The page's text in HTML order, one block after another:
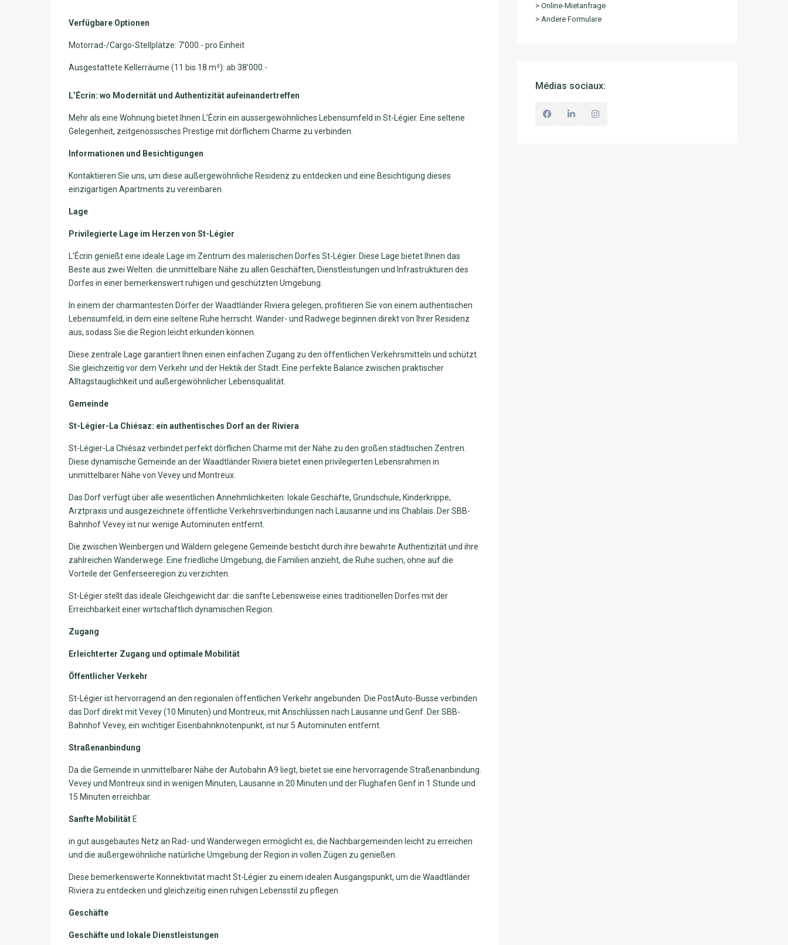
Verfügbare Optionen
Motorrad-/Cargo-Stellplätze: 7’000.- pro Einheit
Ausgestattete Kellerräume (11 bis 18 m²): ab 38’000.-
L’Écrin: wo Modernität und Authentizität aufeinandertreffen
Mehr als eine Wohnung bietet Ihnen L’Écrin ein aussergewöhnliches Lebensumfeld in St-Légier. Eine seltene
Gelegenheit, zeitgenössisches Prestige mit dörflichem Charme zu verbinden.
Informationen und Besichtigungen
Kontaktieren Sie uns, um diese außergewöhnliche Residenz zu entdecken und eine Besichtigung dieses
einzigartigen Apartments zu vereinbaren.
Lage
Privilegierte Lage im Herzen von St-Légier
L’Écrin genießt eine ideale Lage im Zentrum des malerischen Dorfes St-Légier. Diese Lage bietet Ihnen das
Beste aus zwei Welten: die unmittelbare Nähe zu allen Geschäften, Dienstleistungen und Infrastrukturen des
Dorfes in einer bemerkenswert ruhigen und geschützten Umgebung.
In einem der charmantesten Dörfer der Waadtländer Riviera gelegen, profitieren Sie von einem authentischen
Lebensumfeld, in dem eine seltene Ruhe herrscht. Wander- und Radwege beginnen direkt von Ihrer Residenz
aus, sodass Sie die Region leicht erkunden können.
Diese zentrale Lage garantiert Ihnen einen einfachen Zugang zu den öffentlichen Verkehrsmitteln und schützt
Sie gleichzeitig vor dem Verkehr und der Hektik der Stadt. Eine perfekte Balance zwischen praktischer
Alltagstauglichkeit und außergewöhnlicher Lebensqualität.
Gemeinde
St-Légier-La Chiésaz: ein authentisches Dorf an der Riviera
St-Légier-La Chiésaz verbindet perfekt dörflichen Charme mit der Nähe zu den großen städtischen Zentren.
Diese dynamische Gemeinde an der Waadtländer Riviera bietet einen privilegierten Lebensrahmen in
unmittelbarer Nähe von Vevey und Montreux.
Das Dorf verfügt über alle wesentlichen Annehmlichkeiten: lokale Geschäfte, Grundschule, Kinderkrippe,
Arztpraxis und ausgezeichnete öffentliche Verkehrsverbindungen nach Lausanne und ins Chablais. Der SBB-
Bahnhof Vevey ist nur wenige Autominuten entfernt.
Die zwischen Weinbergen und Wäldern gelegene Gemeinde besticht durch ihre bewahrte Authentizität und ihre
zahlreichen Wanderwege. Eine friedliche Umgebung, die Familien anzieht, die Ruhe suchen, ohne auf die
Vorteile der Genferseeregion zu verzichten.
St-Légier stellt das ideale Gleichgewicht dar: die sanfte Lebensweise eines traditionellen Dorfes mit der
Erreichbarkeit einer wirtschaftlich dynamischen Region.
Zugang
Erleichterter Zugang und optimale Mobilität
Öffentlicher Verkehr
St-Légier ist hervorragend an den regionalen öffentlichen Verkehr angebunden. Die PostAuto-Busse verbinden
das Dorf direkt mit Vevey (10 Minuten) und Montreux, mit Anschlüssen nach Lausanne und Genf. Der SBB-
Bahnhof Vevey, ein wichtiger Eisenbahnknotenpunkt, ist nur 5 Autominuten entfernt.
Straßenanbindung
Da die Gemeinde in unmittelbarer Nähe der Autobahn A9 liegt, bietet sie eine hervorragende Straßenanbindung.
Vevey und Montreux sind in wenigen Minuten, Lausanne in 20 Minuten und der Flughafen Genf in 1 Stunde und
15 Minuten erreichbar.
Sanfte Mobilität E
in gut ausgebautes Netz an Rad- und Wanderwegen ermöglicht es, die Nachbargemeinden leicht zu erreichen
und die außergewöhnliche natürliche Umgebung der Region in vollen Zügen zu genießen.
Diese bemerkenswerte Konnektivität macht St-Légier zu einem idealen Ausgangspunkt, um die Waadtländer
Riviera zu entdecken und gleichzeitig einen ruhigen Lebensstil zu pflegen.
Geschäfte
Geschäfte und lokale Dienstleistungen
> Online-Mietanfrage
> Andere Formulare
Médias sociaux: